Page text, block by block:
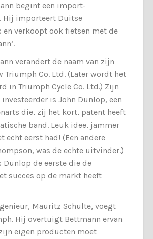
begint een import-
Hij importeert Duitse
en verkoopt ook fietsen met de
verandert de naam van zijn
Triumph Co. Ltd. (Later wordt het
in Triumph Cycle Co. Ltd.) Zijn
is John Dunlop, een
die, zij het kort, patent heeft
band. Leuk idee, jammer
echt eerst had! (Een andere
was de echte uitvinder.)
Dunlop de eerste die de
succes op de markt heeft
Mauritz Schulte, voegt
Hij overtuigt Bettmann ervan
eigen producten moet